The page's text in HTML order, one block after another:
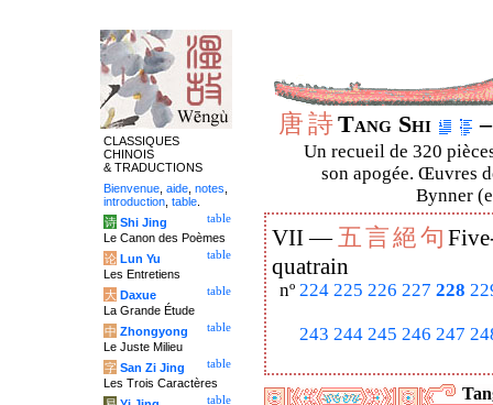
唐詩Tang Shi
Un recueil de 320
son apogée. Œuvres
Bynner
VII —五言絕句
quatrain
nº 224 225 226 227 228
243 244 245 246 247
CLASSIQUES
CHINOIS
& TRADUCTIONS
Bienvenue aide notes
introduction table
table
诗 Shi Jing
Le Canon des Poèmes
table
论 Lun Yu
Les Entretiens
table
大 Daxue
La Grande Étude
table
中 Zhongyong
Le Juste Milieu
table
字 San Zi Jing
Les Trois Caractères
table